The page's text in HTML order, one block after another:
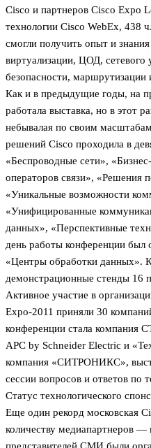
Cisco и партнеров Cisco Expo
технологии Cisco WebEx, 438
смогли получить опыт и
виртуализации, ЦОД,
безопасности, маршрутизации
Как и в предыдущие годы, на
работала выставка, но в этот
небывалая по своим
решений Cisco проходила в
«Беспроводные сети»,
операторов связи», «Решения
«Уникальные возможности
«Унифицированные
данных», «Перспективные
день работы конференции был
«Центры обработки данных».
демонстрационные стенды 16
Активное участие в
Expo-2011 приняли 30
конференции стала компания
APC by Schneider Electric и
компания «СИТРОНИКС»,
сессии вопросов и ответов по
Статус технологического
Еще один рекорд московская
количеству медиапартнеров —
представителей СМИ были